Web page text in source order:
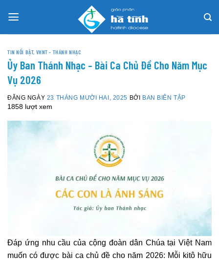
TIN NỔI BẬT, VHNT - THÁNH NHẠC
Ủy Ban Thánh Nhạc – Bài Ca Chủ Đề Cho Năm Mục
Vụ 2026
ĐĂNG NGÀY 23 THÁNG MƯỜI HAI, 2025 BỞI BAN BIÊN TẬP
1858 lượt xem
Đáp ứng nhu cầu của cộng đoàn dân Chúa tại Việt Nam
muốn có được bài ca chủ đề cho năm 2026: Mỗi kitô hữu